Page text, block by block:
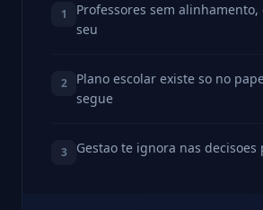
1
Professores sem
seu
2
Plano escolar existe so no
segue
3 Gestao te ignora nas decisoes